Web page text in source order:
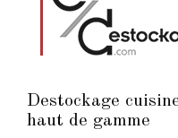
Destockage
haut de gamme